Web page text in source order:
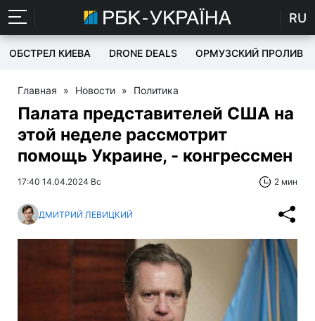
RU
ОБСТРЕЛ КИЕВА DRONE DEALS ОРМУЗСКИЙ ПРОЛИВ
Главная » Новости » Политика
Палата представителей США на
этой неделе рассмотрит
помощь Украине, - конгрессмен
17:40 14.04.2024 Вс 2 мин
ДМИТРИЙ ЛЕВИЦКИЙ